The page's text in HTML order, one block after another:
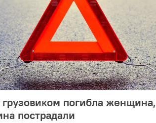
погибла женщина,
пострадали